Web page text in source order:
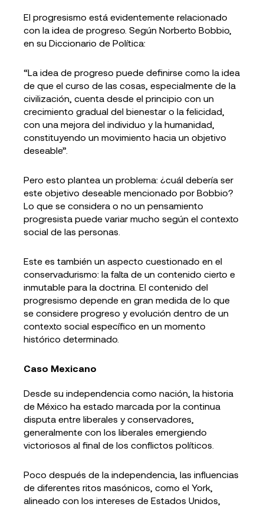
El progresismo está evidentemente relacionado
con la idea de progreso. Según Norberto Bobbio,
en su Diccionario de Política:
“La idea de progreso puede definirse como la idea
de que el curso de las cosas, especialmente de la
civilización, cuenta desde el principio con un
crecimiento gradual del bienestar o la felicidad,
con una mejora del individuo y la humanidad,
constituyendo un movimiento hacia un objetivo
deseable”.
Pero esto plantea un problema: ¿cuál debería ser
este objetivo deseable mencionado por Bobbio?
Lo que se considera o no un pensamiento
progresista puede variar mucho según el contexto
social de las personas.
Este es también un aspecto cuestionado en el
conservadurismo: la falta de un contenido cierto e
inmutable para la doctrina. El contenido del
progresismo depende en gran medida de lo que
se considere progreso y evolución dentro de un
contexto social específico en un momento
histórico determinado.
Caso Mexicano
Desde su independencia como nación, la historia
de México ha estado marcada por la continua
disputa entre liberales y conservadores,
generalmente con los liberales emergiendo
victoriosos al final de los conflictos políticos.
Poco después de la independencia, las influencias
de diferentes ritos masónicos, como el York,
alineado con los intereses de Estados Unidos,